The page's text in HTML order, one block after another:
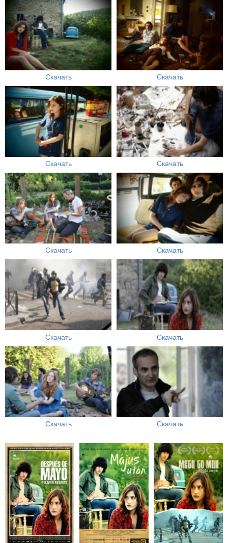
Скачать Скачать
Скачать Скачать
Скачать Скачать
Скачать Скачать
Скачать Скачать